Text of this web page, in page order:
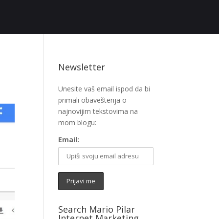
Newsletter
Unesite vaš email ispod da bi
primali obaveštenja o
najnovijim tekstovima na
mom blogu:
Email:
Search Mario Pilar